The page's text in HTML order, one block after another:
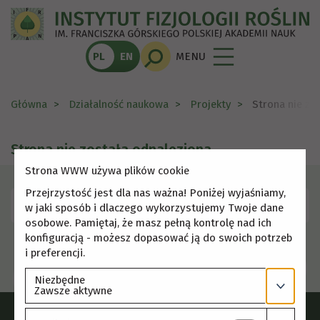
PL EN MENU
Główna Działalność naukowa Projekty Strona nie
Strona nie została odnaleziona
Skorzystaj z menu, aby wybrać inną stronę.
Strona WWW używa plików cookie
Przejrzystość jest dla nas ważna! Poniżej wyjaśniamy,
w jaki sposób i dlaczego wykorzystujemy Twoje dane
osobowe. Pamiętaj, że masz pełną kontrolę nad ich
konfiguracją - możesz dopasować ją do swoich potrzeb
i preferencji.
Niezbędne
Zawsze aktywne